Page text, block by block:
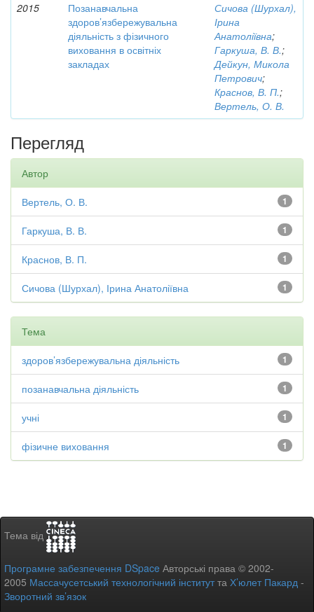
2015
Позанавчальна
здоров’язбережувальна
діяльність з фізичного
виховання в освітніх
закладах
Сичова (Шурхал),
Ірина
Анатоліївна;
Гаркуша, В. В.;
Дейкун, Микола
Петрович;
Краснов, В. П.;
Вертель, О. В.
Перегляд
Автор
1
Вертель, О. В.
1
Гаркуша, В. В.
1
Краснов, В. П.
1
Сичова (Шурхал), Ірина Анатоліївна
Тема
1
здоров’язбережувальна діяльність
1
позанавчальна діяльність
1
учні
1
фізичне виховання
Тема від
Програмне забезпечення DSpace Авторські права © 2002-
2005 Массачусетський технологічний інститутта Х’юлет Пакард -
Зворотний зв’язок